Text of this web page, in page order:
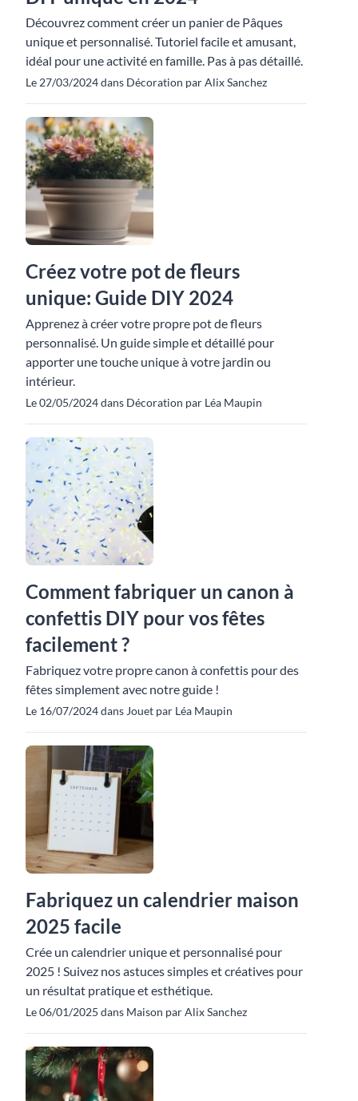
Découvrez comment créer un panier de Pâques
unique et personnalisé. Tutoriel facile et amusant,
idéal pour une activité en famille. Pas à pas détaillé.
Le 27/03/2024 dans Décoration par Alix Sanchez
Créez votre pot de fleurs
unique: Guide DIY 2024
Apprenez à créer votre propre pot de fleurs
personnalisé. Un guide simple et détaillé pour
apporter une touche unique à votre jardin ou
intérieur.
Le 02/05/2024 dans Décoration par Léa Maupin
Comment fabriquer un canon à
confettis DIY pour vos fêtes
facilement ?
Fabriquez votre propre canon à confettis pour des
fêtes simplement avec notre guide !
Le 16/07/2024 dans Jouet par Léa Maupin
Fabriquez un calendrier maison
2025 facile
Crée un calendrier unique et personnalisé pour
2025 ! Suivez nos astuces simples et créatives pour
un résultat pratique et esthétique.
Le 06/01/2025 dans Maison par Alix Sanchez